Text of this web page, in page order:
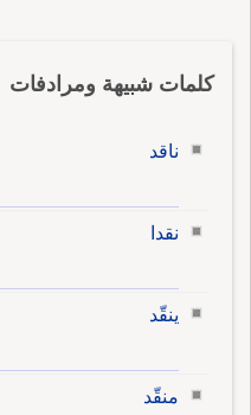
كلمات شبيهة ومرادفات
ناقد
نقدا
ينقّد
منقّد